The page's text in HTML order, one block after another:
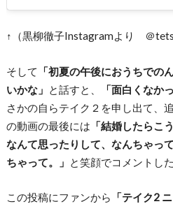
↑（黒柳徹子Instagramより ＠
そして
「初夏の午後におうちでの
いかな」 と話すと、 「面白くなか
さかの自らテイク２を申し出て、
の動画の最後には 「結婚したらこ
なんて思ったりして、なんちゃっ
ちゃって。」 と笑顔でコメントした
この投稿にファンから
「テイク2